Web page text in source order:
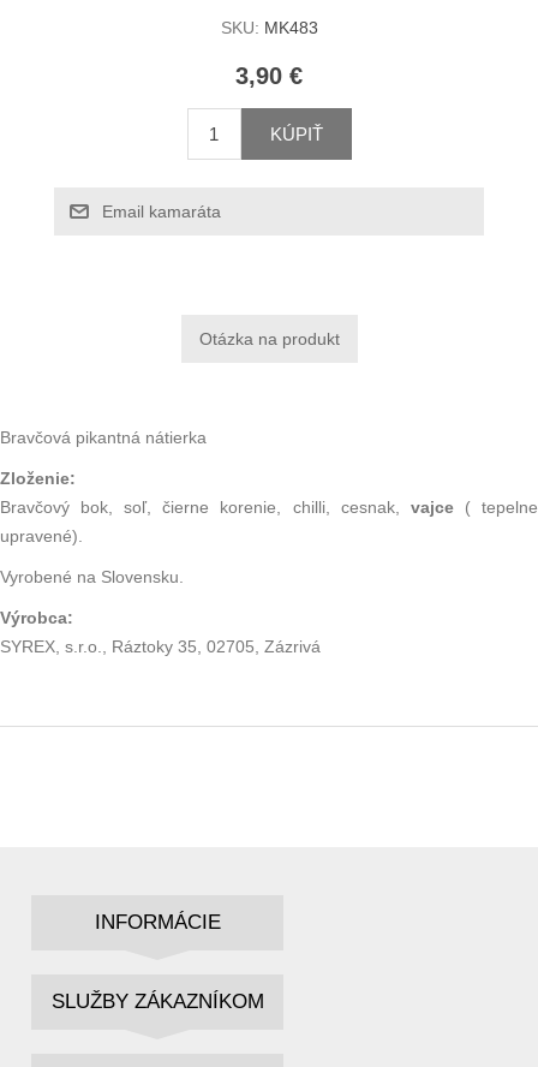
SKU: MK483
3,90 €
KÚPIŤ
Email kamaráta
Bravčová pikantná nátierka
Zloženie:
Bravčový bok, soľ, čierne korenie, chilli, cesnak, vajce ( tepelne
upravené).
Vyrobené na Slovensku.
Výrobca:
SYREX, s.r.o., Ráztoky 35, 02705, Zázrivá
INFORMÁCIE
SLUŽBY ZÁKAZNÍKOM